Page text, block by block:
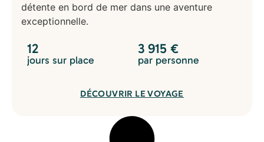
détente en bord de mer dans une aventure
exceptionnelle.
12
jours sur place
3 915 €
par personne
DÉCOUVRIR LE VOYAGE